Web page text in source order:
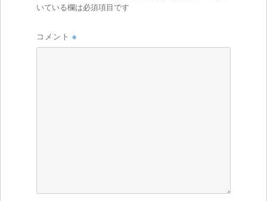
いている欄は必須項目です
コメント ※